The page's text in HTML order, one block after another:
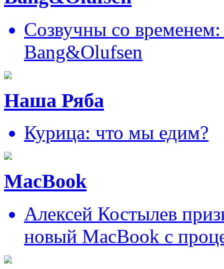
Созвучны со временем:
Bang&Olufsen
Наша Ряба
Курица: что мы едим?
MacBook
Алексей Костылев
новый MacBook c